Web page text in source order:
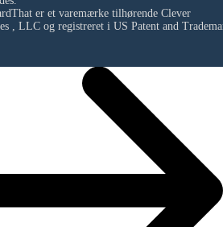
er et varemærke tilhørende Clever
, LLCog registreret i US Patent and